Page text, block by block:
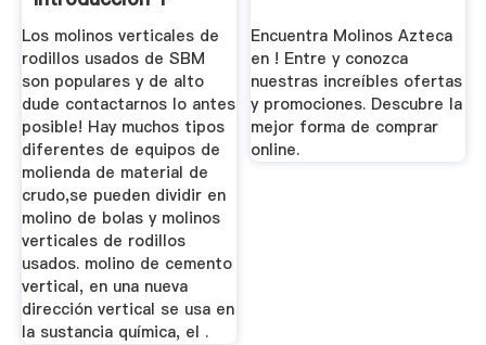
Venta
Los molinos verticales de
rodillos usados de SBM
son populares y de alto
dude contactarnos lo antes
posible! Hay muchos tipos
diferentes de equipos de
molienda de material de
crudo,se pueden dividir en
molino de bolas y molinos
verticales de rodillos
usados. molino de cemento
vertical, en una nueva
dirección vertical se usa en
la sustancia química, el .
Encuentra Molinos Azteca
en ! Entre y conozca
nuestras increíbles ofertas
y promociones. Descubre la
mejor forma de comprar
online.